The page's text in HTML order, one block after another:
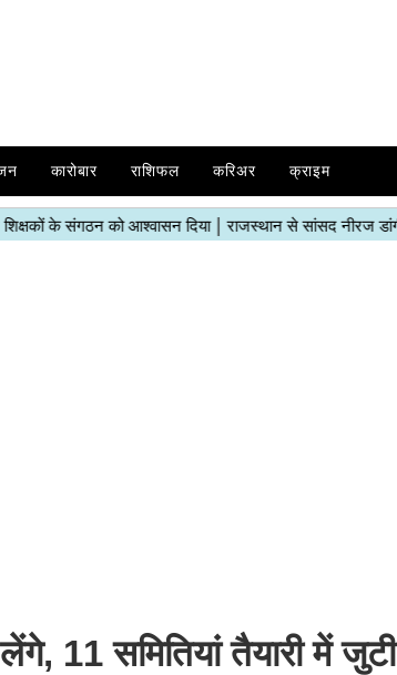
कारोबार राशिफल करिअर क्राइम
11 समितियां तैयारी में जुटी